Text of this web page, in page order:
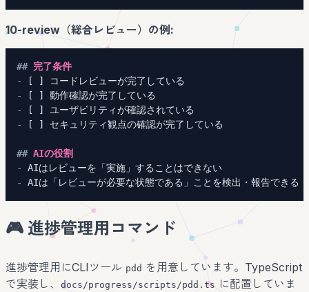
10-review（総合レビュー）の例:
## 完了条件
-
-
-
-
## AIの役割
-
-
AIは「レビューが必要な状態である」ことを検出・報告できる
🎮 進捗管理用コマンド
進捗管理用にCLIツール pdd を用意しています。TypeScript
で実装し、
docs/progress/scripts/pdd.ts に配置していま